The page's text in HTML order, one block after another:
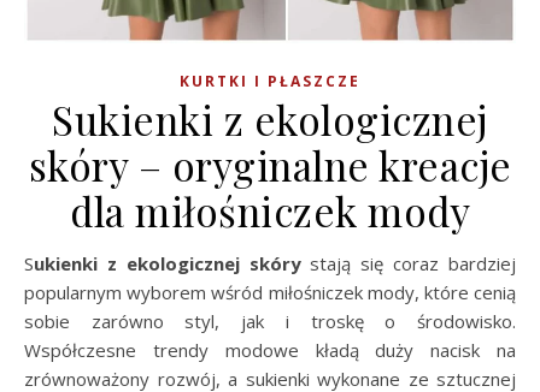
KURTKI I PŁASZCZE
Sukienki z ekologicznej
skóry – oryginalne kreacje
dla miłośniczek mody
Sukienki z ekologicznej skórystają się coraz bardziej
popularnym wyborem wśród miłośniczek mody, które cenią
sobie zarówno styl, jak i troskę o środowisko.
Współczesne trendy modowe kładą duży nacisk na
zrównoważony rozwój, a sukienki wykonane ze sztucznej